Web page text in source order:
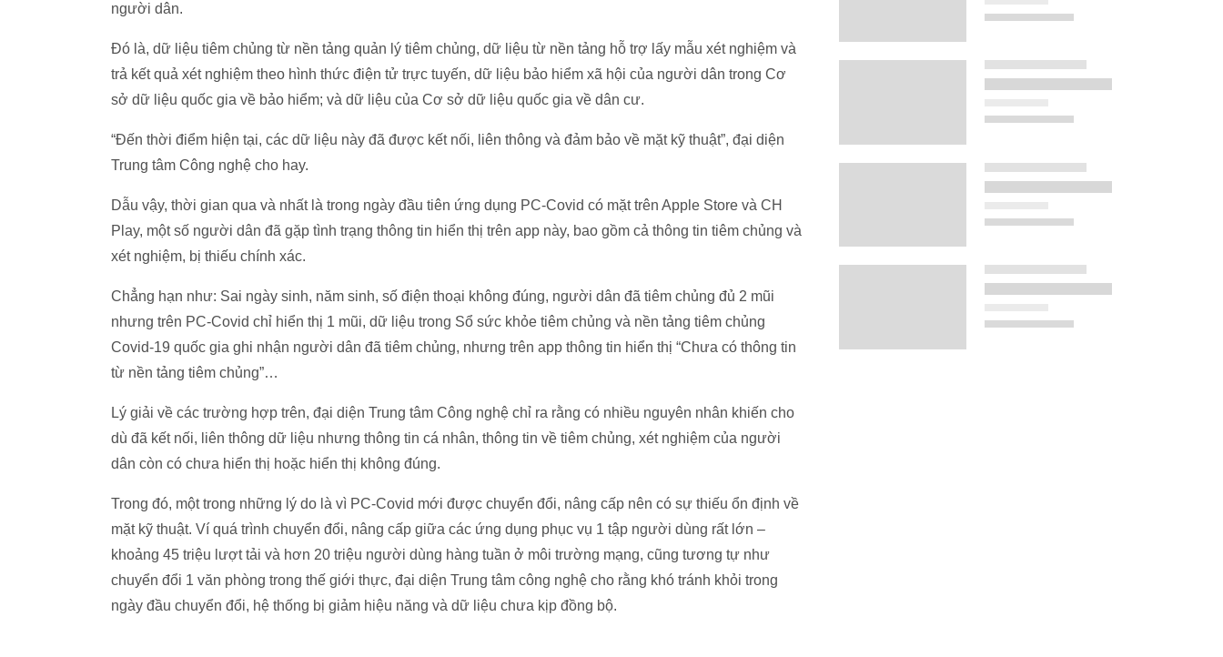
người dân.
Đó là, dữ liệu tiêm chủng từ nền tảng quản lý tiêm chủng, dữ liệu từ nền tảng hỗ trợ lấy mẫu xét nghiệm và
trả kết quả xét nghiệm theo hình thức điện tử trực tuyến, dữ liệu bảo hiểm xã hội của người dân trong Cơ
sở dữ liệu quốc gia về bảo hiểm; và dữ liệu của Cơ sở dữ liệu quốc gia về dân cư.
“Đến thời điểm hiện tại, các dữ liệu này đã được kết nối, liên thông và đảm bảo về mặt kỹ thuật”, đại diện
Trung tâm Công nghệ cho hay.
Dẫu vậy, thời gian qua và nhất là trong ngày đầu tiên ứng dụng PC-Covid có mặt trên Apple Store và CH
Play, một số người dân đã gặp tình trạng thông tin hiển thị trên app này, bao gồm cả thông tin tiêm chủng và
xét nghiệm, bị thiếu chính xác.
Chẳng hạn như: Sai ngày sinh, năm sinh, số điện thoại không đúng, người dân đã tiêm chủng đủ 2 mũi
nhưng trên PC-Covid chỉ hiển thị 1 mũi, dữ liệu trong Sổ sức khỏe tiêm chủng và nền tảng tiêm chủng
Covid-19 quốc gia ghi nhận người dân đã tiêm chủng, nhưng trên app thông tin hiển thị “Chưa có thông tin
từ nền tảng tiêm chủng”…
Lý giải về các trường hợp trên, đại diện Trung tâm Công nghệ chỉ ra rằng có nhiều nguyên nhân khiến cho
dù đã kết nối, liên thông dữ liệu nhưng thông tin cá nhân, thông tin về tiêm chủng, xét nghiệm của người
dân còn có chưa hiển thị hoặc hiển thị không đúng.
Trong đó, một trong những lý do là vì PC-Covid mới được chuyển đổi, nâng cấp nên có sự thiếu ổn định về
mặt kỹ thuật. Ví quá trình chuyển đổi, nâng cấp giữa các ứng dụng phục vụ 1 tập người dùng rất lớn –
khoảng 45 triệu lượt tải và hơn 20 triệu người dùng hàng tuần ở môi trường mạng, cũng tương tự như
chuyển đổi 1 văn phòng trong thế giới thực, đại diện Trung tâm công nghệ cho rằng khó tránh khỏi trong
ngày đầu chuyển đổi, hệ thống bị giảm hiệu năng và dữ liệu chưa kịp đồng bộ.